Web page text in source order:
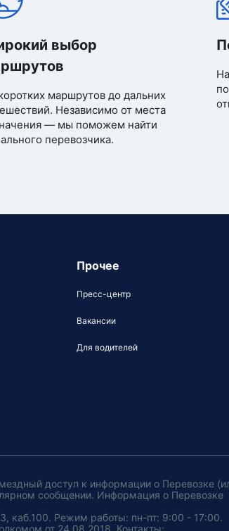
выбор
маршрутов до дальних
Независимо от места
— мы поможем найти
перевозчика.
Прочее
Пресс-центр
Вакансии
Для водителей
доступ к информации о Перевозке
сообщении. Информация о Перевозке
каб.100. Режим работы: пн-пт: 9:00 - 17:00.
от 24.08.2018. Контакты: